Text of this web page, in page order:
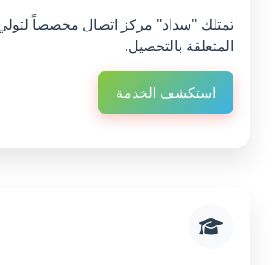
تمتلك "سداد" مركز اتصال مخصصاً
المتعلقة بالتحصيل.
استكشف الخدمة